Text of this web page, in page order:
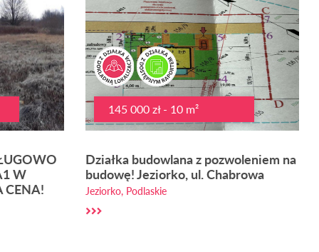
W
CENA!
145 000 zł - 10 m²
Działka budowlana z pozwoleniem na
budowę! Jeziorko, ul. Chabrowa
Jeziorko, Podlaskie